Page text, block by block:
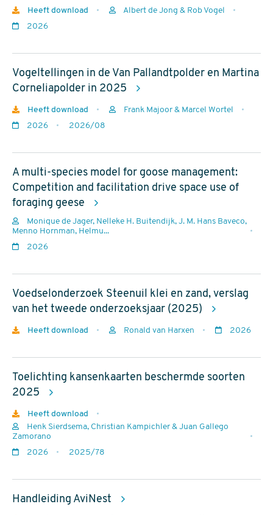
Download
Heeft download
Auteurs
Albert de Jong & Rob Vogel
Jaar2026
Vogeltellingen in de Van Pallandtpolder en Martina
Corneliapolder in 2025
Download
Heeft download
Auteurs
Frank Majoor & Marcel Wortel
Jaar2026
2026/08
A multi-species model for goose management:
Competition and facilitation drive space use of
foraging geese
AuteursMonique de Jager, Nelleke H. Buitendijk, J. M. Hans Baveco,
Menno Hornman, Helmu...
Jaar2026
Voedselonderzoek Steenuil klei en zand, verslag
van het tweede onderzoeksjaar (2025)
Download
Heeft download
Ronald van Harxen
uitgave
2026
Toelichting kansenkaarten beschermde soorten
2025
Download
Heeft download
AuteursHenk Sierdsema, Christian Kampichler & Juan Gallego
Zamorano
Jaar2026
2025/78
Handleiding AviNest
Aalscholver (8)
Alk (2)